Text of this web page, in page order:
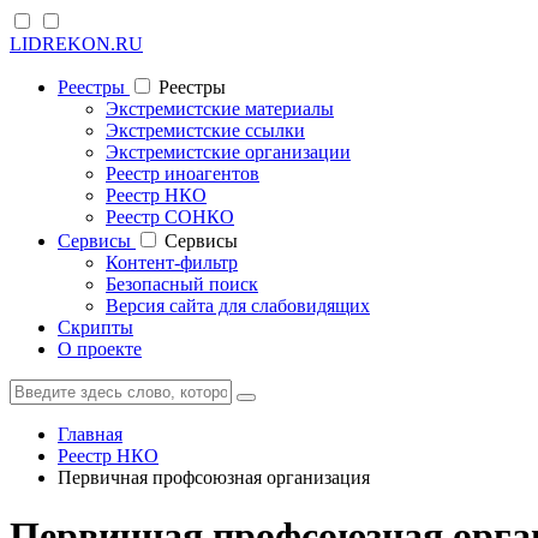
LIDREKON.RU
Реестры
Реестры
Экстремистские материалы
Экстремистские ссылки
Экстремистские организации
Реестр иноагентов
Реестр НКО
Реестр СОНКО
Cервисы
Cервисы
Контент-фильтр
Безопасный поиск
Версия сайта для слабовидящих
Скрипты
О проекте
Главная
Реестр НКО
Первичная профсоюзная организация